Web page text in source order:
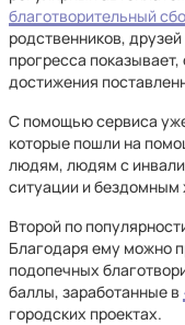
благотворительный
родственников,
прогресса
достижения
С помощью сервиса
которые пошли на
людям, людям с
ситуации и
Второй по
Благодаря ему можно
подопечных
баллы, заработанные в
городских проектах.